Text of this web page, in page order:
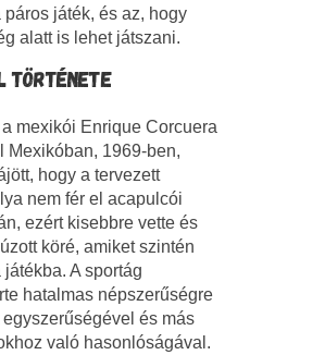
páros játék, és az, hogy
alatt is lehet játszani.
TÖRTÉNETE
mexikói Enrique Corcuera
Mexikóban, 1969-ben,
hogy a tervezett
nem fér el acapulcói
ezért kisebbre vette és
köré, amiket szintén
játékba. A sportág
hatalmas népszerűségre
egyszerűségével és más
való hasonlóságával.